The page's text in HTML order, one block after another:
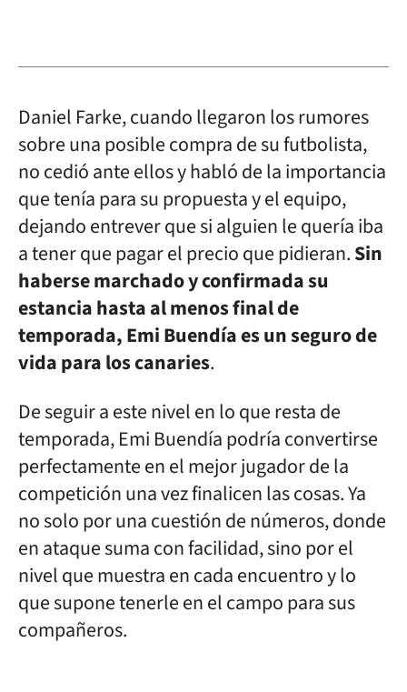
Daniel Farke, cuando llegaron los rumores
sobre una posible compra de su futbolista,
no cedió ante ellos y habló de la importancia
que tenía para su propuesta y el equipo,
dejando entrever que si alguien le quería iba
a tener que pagar el precio que pidieran.Sin
haberse marchado y confirmada su
estancia hasta al menos final de
temporada, Emi Buendía es un seguro de
vida para los canaries.
De seguir a este nivel en lo que resta de
temporada, Emi Buendía podría convertirse
perfectamente en el mejor jugador de la
competición una vez finalicen las cosas. Ya
no solo por una cuestión de números, donde
en ataque suma con facilidad, sino por el
nivel que muestra en cada encuentro y lo
que supone tenerle en el campo para sus
compañeros.